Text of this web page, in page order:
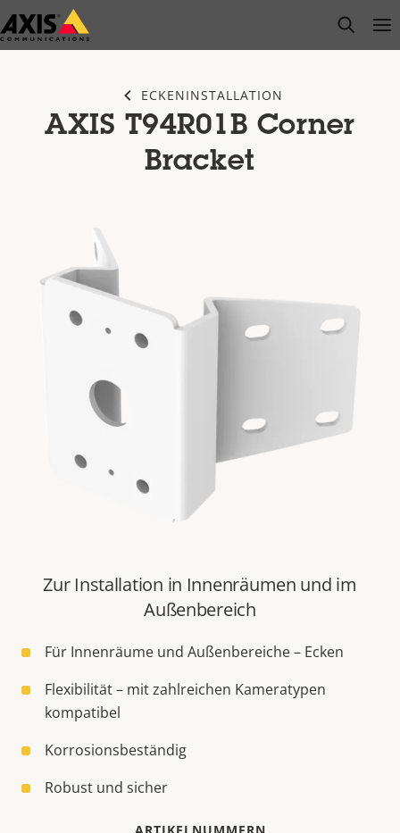
Zum
Hauptinhalt
open
ECKENINSTALLATION
AXIS T94R01B Corner
Bracket
Zur Installation in Innenräumen und im
Außenbereich
Für Innenräume und Außenbereiche – Ecken
Flexibilität – mit zahlreichen Kameratypen
kompatibel
Korrosionsbeständig
Robust und sicher